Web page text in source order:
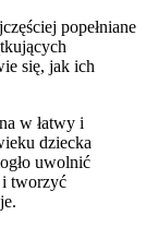
popełniane
się, jak ich
w łatwy i
dziecka
uwolnić
i tworzyć